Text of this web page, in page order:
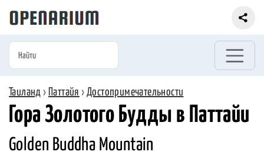
Таиланд › Паттайя ›Достопримечательности
Гора Золотого Будды в Паттайи
Golden Buddha Mountain